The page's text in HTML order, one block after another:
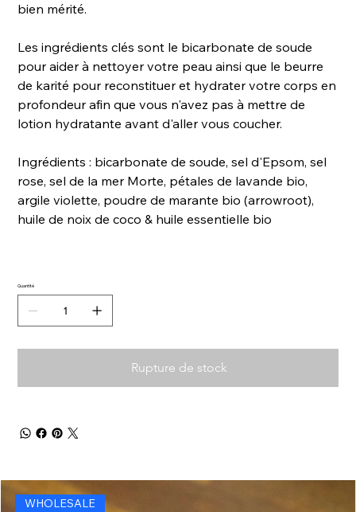
bien mérité.
Les ingrédients clés sont le bicarbonate de soude
pour aider à nettoyer votre peau ainsi que le beurre
de karité pour reconstituer et hydrater votre corps en
profondeur afin que vous n'avez pas à mettre de
lotion hydratante avant d'aller vous coucher.
Ingrédients : bicarbonate de soude, sel d'Epsom, sel
rose, sel de la mer Morte, pétales de lavande bio,
argile violette, poudre de marante bio (arrowroot),
huile de noix de coco & huile essentielle bio
Quantité
Rupture de stock
WHOLESALE